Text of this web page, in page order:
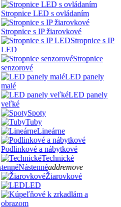
Stropnice LED s ovládaním
Stropnice s IP žiarovkové
Stropnice s IP
LED
Stropnice
senzorové
LED panely
malé
LED panely
veľké
Spoty
Tuby
Lineárne
Podlinkové a nábytkové
Technické
Nástennéaddremove
Žiarovkové
LED